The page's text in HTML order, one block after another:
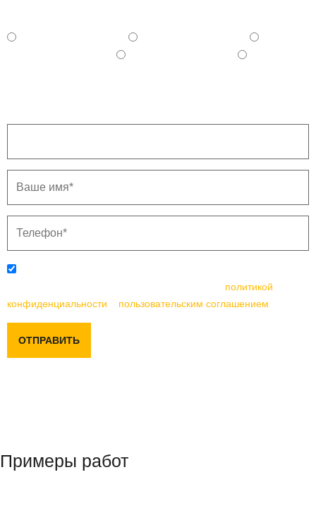
политикой
конфиденциальности
пользовательским соглашением
ОТПРАВИТЬ
Примеры работ